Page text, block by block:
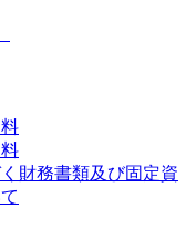
財務書類及び固定資